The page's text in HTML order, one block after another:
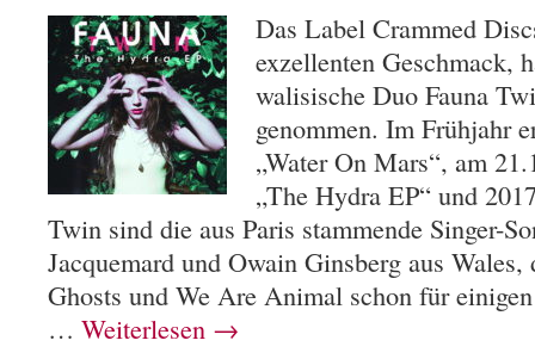
Das Label Crammed
exzellenten Geschmack,
walisische Duo Fauna
genommen. Im Frühjahr
„Water On Mars“, am
„The Hydra EP“ und
Twin sind die aus Paris stammende Singer-
Jacquemard und Owain Ginsberg aus
Ghosts und We Are Animal schon für
… Weiterlesen →